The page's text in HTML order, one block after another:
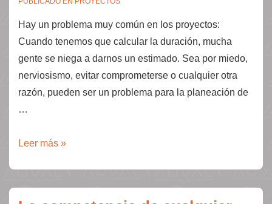
Hay un problema muy común en los proyectos:
Cuando tenemos que calcular la duración, mucha
gente se niega a darnos un estimado. Sea por miedo,
nerviosismo, evitar comprometerse o cualquier otra
razón, pueden ser un problema para la planeación de
…
¿No
Leer más »